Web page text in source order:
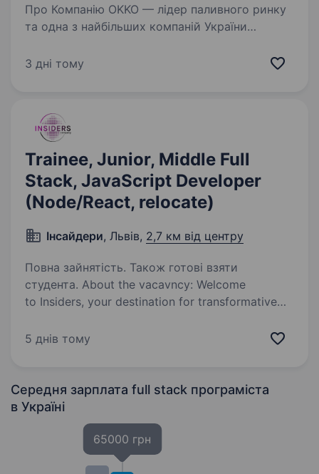
Про Компанію OKKO — лідер паливного ринку
та одна з найбільших компаній України
що включає мережу АЗК, роздріб, B2B-
3 дні тому
Trainee, Junior, Middle Full
Stack, JavaScript Developer
(Node/React, relocate)
Інсайдери, Львів, 2,7 км від центру
Повна зайнятість. Також готові взяти
студента. About the vacavncy: Welcome
to Insiders, your destination for transformative
in Ukraine, we transcend traditional expectations.
5 днів тому
Середня зарплата full stack програміста
в Україні
65000 грн